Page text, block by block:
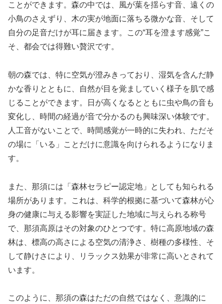
ことができます。森の中では、風が葉を揺らす音、遠くの
小鳥のさえずり、木の実が地面に落ちる微かな音、そして
自分の足音だけが耳に届きます。この“耳を澄ます感覚”こ
そ、都会では得難い贅沢です。
朝の森では、特に空気が澄みきっており、湿気を含んだ静
かな香りとともに、自然が目を覚ましていく様子を肌で感
じることができます。日が高くなるとともに虫や鳥の音も
変化し、時間の経過が音で分かるのも興味深い体験です。
人工音がないことで、時間感覚が一時的に失われ、ただそ
の場に「いる」ことだけに意識を向けられるようになりま
す。
また、那須には「森林セラピー認定地」としても知られる
場所があります。これは、科学的根拠に基づいて森林が心
身の健康に与える影響を実証した地域に与えられる称号
で、那須高原はその対象のひとつです。特に高原地域の森
林は、標高の高さによる空気の清浄さ、樹種の多様性、そ
して静けさにより、リラックス効果が非常に高いとされて
います。
このように、那須の森はただの自然ではなく、意識的に